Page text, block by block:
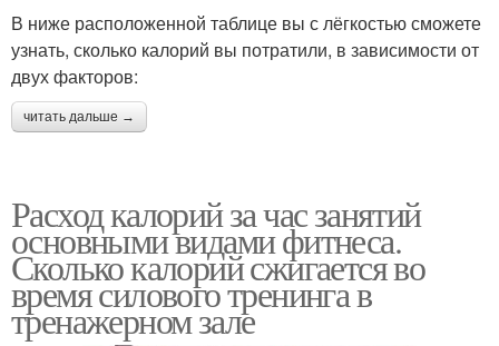
В ниже расположенной таблице вы с лёгкостью сможете
узнать, сколько калорий вы потратили, в зависимости от
двух факторов:
читать дальше →
Расход калорий за час занятий
основными видами фитнеса.
Сколько калорий сжигается во
время силового тренинга в
тренажерном зале